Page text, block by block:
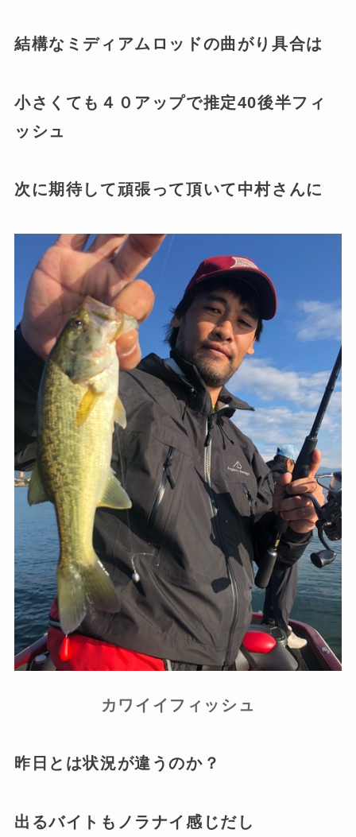
結構なミディアムロッドの曲がり具合は
小さくても４０アップで推定40後半フィ
ッシュ
次に期待して頑張って頂いて中村さんに
カワイイフィッシュ
昨日とは状況が違うのか？
出るバイトもノラナイ感じだし